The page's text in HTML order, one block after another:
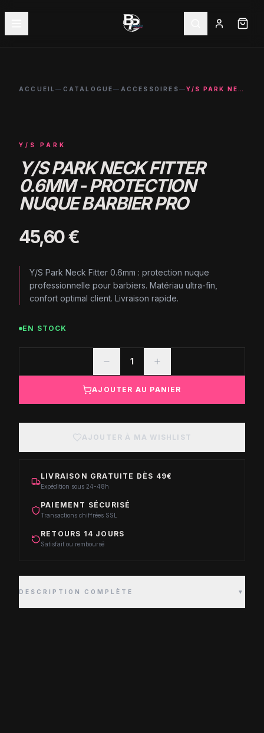
ACCUEIL— CATALOGUE— ACCESSOIRES— Y/S PARK NECK FITTER 0.6MM - PROTECTION NUQUE BARBIER PRO
Y/S PARK
Y/S PARK NECK FITTER
0.6MM - PROTECTION
NUQUE BARBIER PRO
45,60 €
Y/S Park Neck Fitter 0.6mm : protection nuque
professionnelle pour barbiers. Matériau ultra-fin,
confort optimal client. Livraison rapide.
EN STOCK
1
AJOUTER AU PANIER
AJOUTER À MA WISHLIST
LIVRAISON GRATUITE DÈS 49€
Expédition sous 24-48h
PAIEMENT SÉCURISÉ
Transactions chiffrées SSL
RETOURS 14 JOURS
Satisfait ou remboursé
DESCRIPTION COMPLÈTE ▼